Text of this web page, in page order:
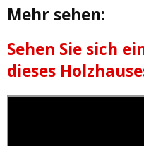
Mehr sehen:
Sehen Sie sich
dieses